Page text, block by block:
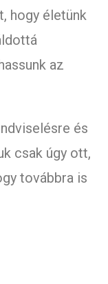
hogy életünk
az
és
csak úgy ott,
továbbra is